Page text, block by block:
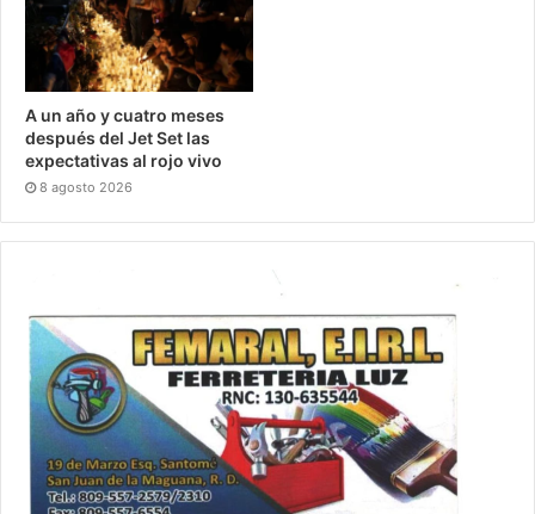
A un año y cuatro meses
después del Jet Set las
expectativas al rojo vivo
8 agosto 2026